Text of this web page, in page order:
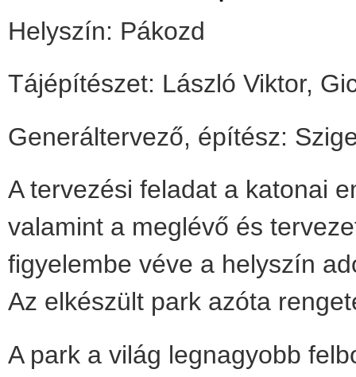
Helyszín: Pákozd
Tájépítészet: László Viktor,
Generáltervező, építész:
A tervezési feladat a katonai
valamint a meglévő és
figyelembe véve a helyszín
Az elkészült park azóta
A park a világ legnagyobb